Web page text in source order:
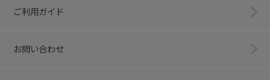
ご利用ガイド
お問い合わせ